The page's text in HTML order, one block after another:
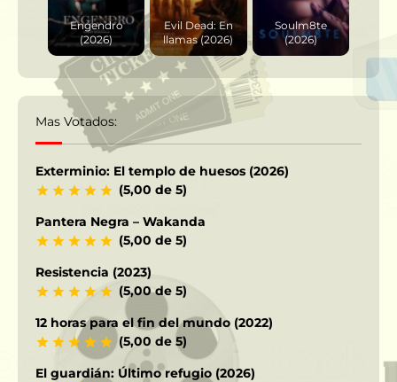
Engendro
(2026)
Evil Dead: En
llamas (2026)
Soulm8te
(2026)
Mas Votados:
Exterminio: El templo de huesos (2026)
(5,00 de 5)
Pantera Negra – Wakanda
(5,00 de 5)
Resistencia (2023)
(5,00 de 5)
12 horas para el fin del mundo (2022)
(5,00 de 5)
El guardián: Último refugio (2026)